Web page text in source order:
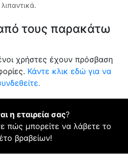
τους παρακάτω
χρήστες έχουν πρόσβαση
Κάντε κλικ εδώ για να
η εταιρεία σας?
πώς μπορείτε να λάβετε το
βραβείων!